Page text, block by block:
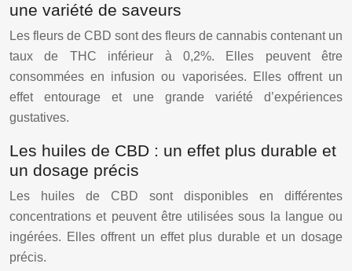
une variété de saveurs
Les fleurs de CBD sont des fleurs de cannabis contenant un
taux de THC inférieur à 0,2%. Elles peuvent être
consommées en infusion ou vaporisées. Elles offrent un
effet entourage et une grande variété d’expériences
gustatives.
Les huiles de CBD : un effet plus durable et
un dosage précis
Les huiles de CBD sont disponibles en différentes
concentrations et peuvent être utilisées sous la langue ou
ingérées. Elles offrent un effet plus durable et un dosage
précis.